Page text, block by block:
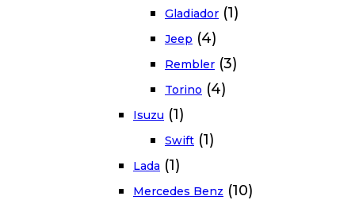
Gladiador (1)
Jeep (4)
Rembler (3)
Torino (4)
Isuzu (1)
Swift (1)
Lada (1)
Mercedes Benz (10)